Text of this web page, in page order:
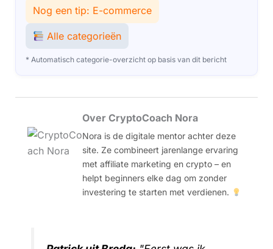
Nog een tip: E-commerce
Alle categorieën
* Automatisch categorie-overzicht op basis van dit bericht
Over CryptoCoach Nora
Nora is de digitale mentor achter deze
site. Ze combineert jarenlange ervaring
met affiliate marketing en crypto – en
helpt beginners elke dag om zonder
investering te starten met verdienen.